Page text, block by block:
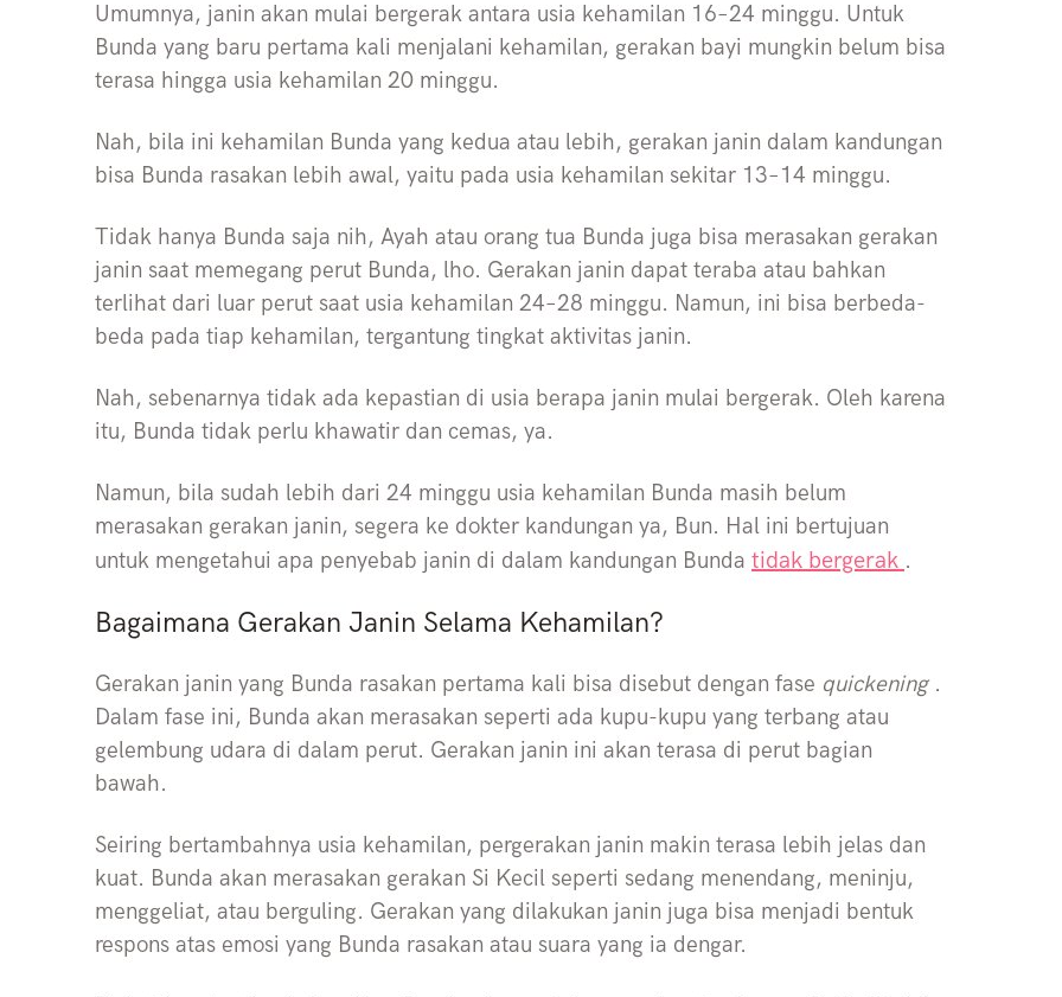
Umumnya, janin akan mulai bergerak antara usia kehamilan 16–24 minggu. Untuk
Bunda yang baru pertama kali menjalani kehamilan, gerakan bayi mungkin belum bisa
terasa hingga usia kehamilan 20 minggu.
Nah, bila ini kehamilan Bunda yang kedua atau lebih, gerakan janin dalam kandungan
bisa Bunda rasakan lebih awal, yaitu pada usia kehamilan sekitar 13–14 minggu.
Tidak hanya Bunda saja nih, Ayah atau orang tua Bunda juga bisa merasakan gerakan
janin saat memegang perut Bunda, lho. Gerakan janin dapat teraba atau bahkan
terlihat dari luar perut saat usia kehamilan 24–28 minggu. Namun, ini bisa berbeda-
beda pada tiap kehamilan, tergantung tingkat aktivitas janin.
Nah, sebenarnya tidak ada kepastian di usia berapa janin mulai bergerak. Oleh karena
itu, Bunda tidak perlu khawatir dan cemas, ya.
Namun, bila sudah lebih dari 24 minggu usia kehamilan Bunda masih belum
merasakan gerakan janin, segera ke dokter kandungan ya, Bun. Hal ini bertujuan
untuk mengetahui apa penyebab janin di dalam kandungan Bunda tidak bergerak .
Bagaimana Gerakan Janin Selama Kehamilan?
Gerakan janin yang Bunda rasakan pertama kali bisa disebut dengan fase quickening .
Dalam fase ini, Bunda akan merasakan seperti ada kupu-kupu yang terbang atau
gelembung udara di dalam perut. Gerakan janin ini akan terasa di perut bagian
bawah.
Seiring bertambahnya usia kehamilan, pergerakan janin makin terasa lebih jelas dan
kuat. Bunda akan merasakan gerakan Si Kecil seperti sedang menendang, meninju,
menggeliat, atau berguling. Gerakan yang dilakukan janin juga bisa menjadi bentuk
respons atas emosi yang Bunda rasakan atau suara yang ia dengar.